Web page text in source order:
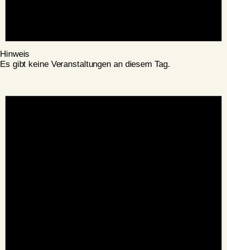
Hinweis
Es gibt keine Veranstaltungen an diesem Tag.